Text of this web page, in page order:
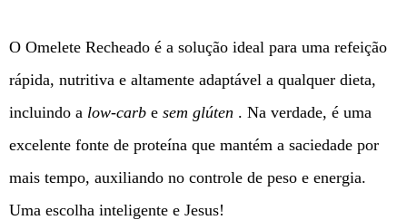
O Omelete Recheado é a solução ideal para uma refeição
rápida, nutritiva e altamente adaptável a qualquer dieta,
incluindo a low-carb e sem glúten . Na verdade, é uma
excelente fonte de proteína que mantém a saciedade por
mais tempo, auxiliando no controle de peso e energia.
Uma escolha inteligente e Jesus!